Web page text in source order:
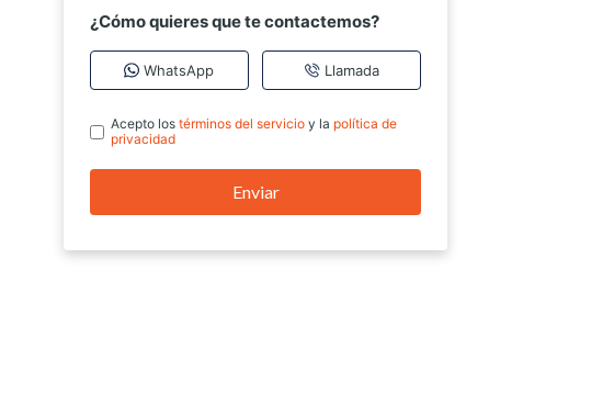
¿Cómo quieres que te contactemos?
WhatsApp Llamada
Acepto los términos del servicio y la política de
privacidad